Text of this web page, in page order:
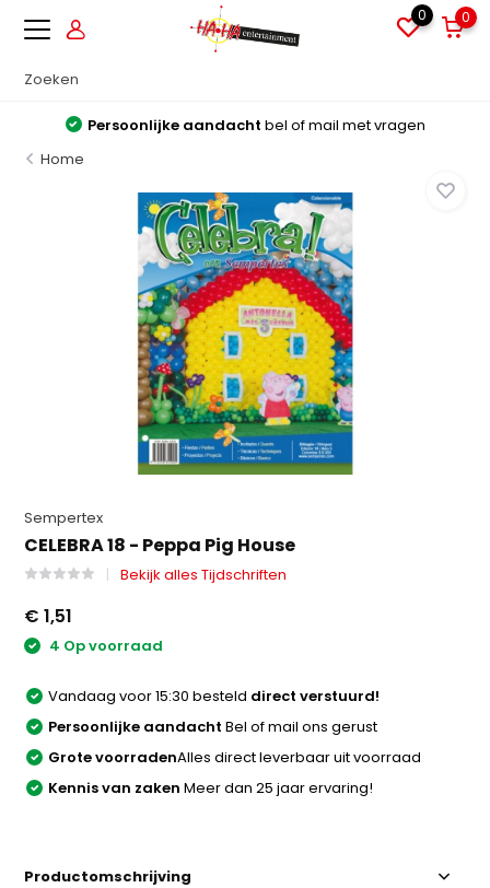
0 0
Persoonlijke aandacht bel of mail met vragen
Home
Sempertex
CELEBRA 18 - Peppa Pig House
Bekijk alles Tijdschriften
€ 1,51
4 Op voorraad
Vandaag voor 15:30 besteld direct verstuurd!
Persoonlijke aandacht Bel of mail ons gerust
Grote voorradenAlles direct leverbaar uit voorraad
Kennis van zaken Meer dan 25 jaar ervaring!
Productomschrijving